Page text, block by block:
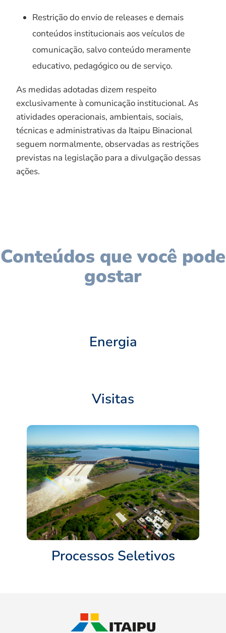
Restrição do envio de releases e demais
conteúdos institucionais aos veículos de
comunicação, salvo conteúdo meramente
educativo, pedagógico ou de serviço.
As medidas adotadas dizem respeito
exclusivamente à comunicação institucional. As
atividades operacionais, ambientais, sociais,
técnicas e administrativas da Itaipu Binacional
seguem normalmente, observadas as restrições
previstas na legislação para a divulgação dessas
ações.
Conteúdos que você pode
gostar
Energia
Visitas
Processos Seletivos